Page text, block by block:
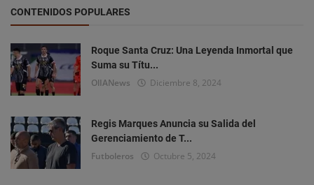
CONTENIDOS POPULARES
Roque Santa Cruz: Una Leyenda Inmortal que
Suma su Títu...
OlIANews Diciembre 8, 2024
Regis Marques Anuncia su Salida del
Gerenciamiento de T...
Futboleros Octubre 5, 2024